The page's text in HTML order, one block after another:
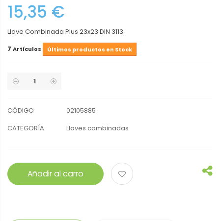
15,35 €
Llave Combinada Plus 23x23 DIN 3113
7 Artículos Últimos productos en Stock
CÓDIGO
02105885
CATEGORÍA
Llaves combinadas
Añadir al carro